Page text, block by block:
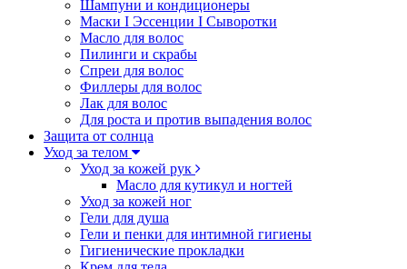
Шампуни и кондиционеры
Маски I Эссенции I Сыворотки
Масло для волос
Пилинги и скрабы
Спреи для волос
Филлеры для волос
Лак для волос
Для роста и против выпадения волос
Защита от солнца
Уход за телом
Уход за кожей рук
Масло для кутикул и ногтей
Уход за кожей ног
Гели для душа
Гели и пенки для интимной гигиены
Гигиенические прокладки